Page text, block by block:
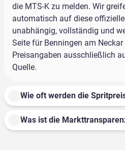
die MTS-K zu melden. Wir
automatisch auf diese
unabhängig, vollständig und
Seite für Benningen am
Preisangaben ausschließlich
Quelle.
Wie oft werden die
Was ist die